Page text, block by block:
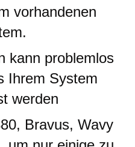
vorhandenen
kann problemlos
Ihrem System
werden
Bravus, Wavy